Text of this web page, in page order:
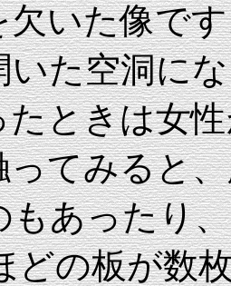
いた像で
いた空洞に
たときは女
ってみると
もあったり
どの板が数